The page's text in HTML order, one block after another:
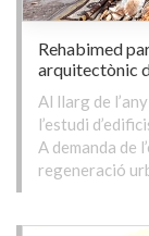
Rehabimed
arquitectònic
Al llarg de
l’estudi
A demanda de
regeneració